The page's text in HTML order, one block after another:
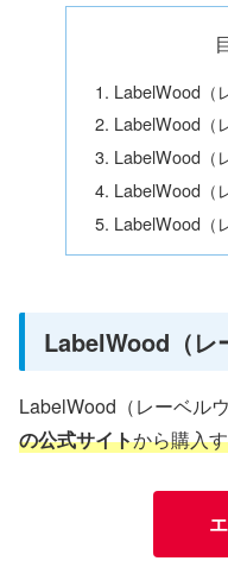
LabelWood（
LabelWood（
LabelWood（
LabelWood（
LabelWood（
LabelWood（レ
LabelWood（レーベル
の公式サイトから購入